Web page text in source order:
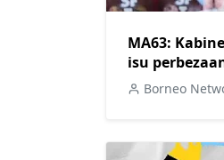
MA63:
isu
bidang kuasa
Borneo